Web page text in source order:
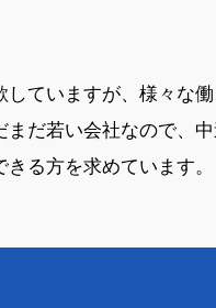
ていますが、様々な
だ若い会社なので、
る方を求めています。